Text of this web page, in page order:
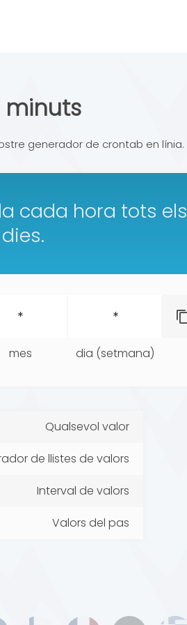
generador de crontab en línia.
cada hora tots els
dies.
mes dia (setmana)
Qualsevol valor
de llistes de valors
Interval de valors
Valors del pas